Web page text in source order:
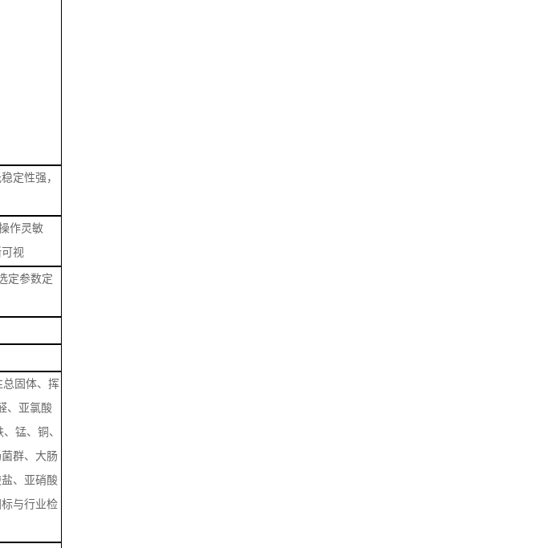
定性强，
作灵敏
视
定参数定
总固体、挥
、亚氯酸
锰、铜、
群、大肠
、亚硝酸
与行业检